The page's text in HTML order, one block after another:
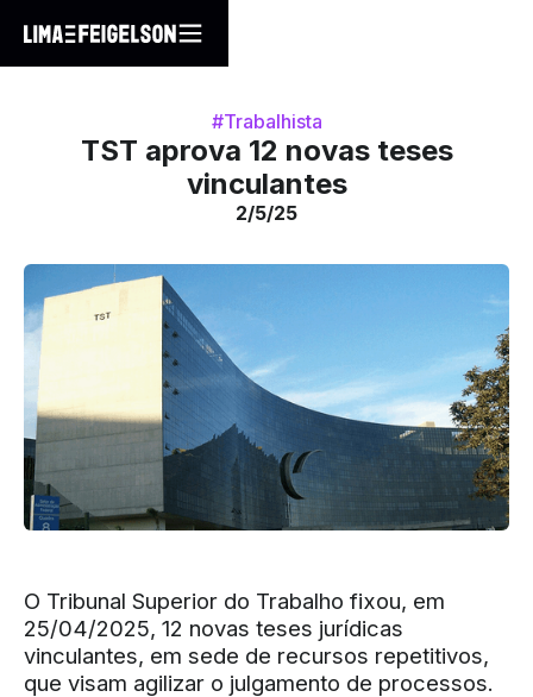
#Trabalhista
TST aprova 12 novas teses
vinculantes
2/5/25
O Tribunal Superior do Trabalho fixou, em
25/04/2025, 12 novas teses jurídicas
vinculantes, em sede de recursos repetitivos,
que visam agilizar o julgamento de processos.